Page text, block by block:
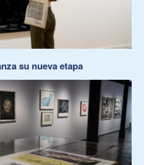
su nueva etapa